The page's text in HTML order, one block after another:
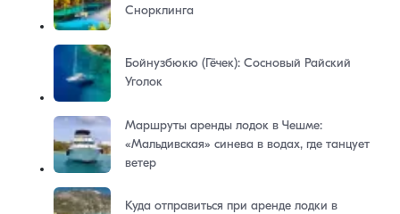
Снорклинга
Бойнузбюкю (Гёчек): Сосновый Райский
Уголок
Маршруты аренды лодок в Чешме:
«Мальдивская» синева в водах, где танцует
ветер
Куда отправиться при аренде лодки в